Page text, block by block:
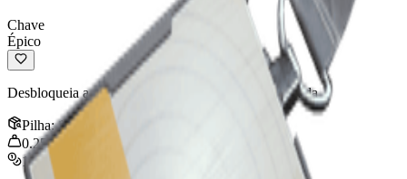
Chave
Épico
Desbloqueia a porta da Prefeitura na Cidade Soterrada
Pilha:1
0.25kg
100